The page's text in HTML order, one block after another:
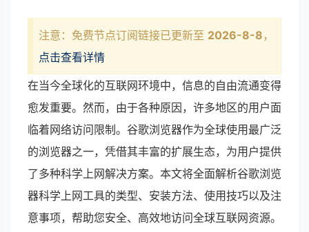
注意：免费节点订阅链接已更新至 2026-8-8 ，
点击查看详情
在当今全球化的互联网环境中，信息的自由流通变得
愈发重要。然而，由于各种原因，许多地区的用户面
临着网络访问限制。谷歌浏览器作为全球使用最广泛
的浏览器之一，凭借其丰富的扩展生态，为用户提供
了多种科学上网解决方案。本文将全面解析谷歌浏览
器科学上网工具的类型、安装方法、使用技巧以及注
意事项，帮助您安全、高效地访问全球互联网资源。